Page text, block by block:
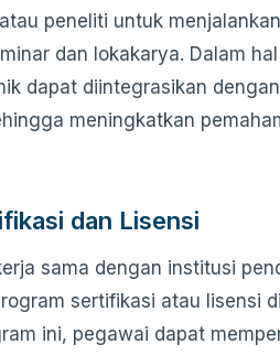
peneliti untuk
dan lokakarya. Dalam
dapat diintegrasikan
meningkatkan
dan Lisensi
sama dengan institusi
sertifikasi atau lisensi
ini, pegawai dapat